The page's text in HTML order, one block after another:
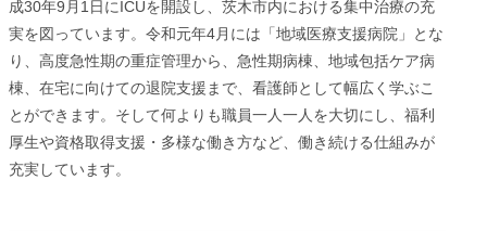
成30年9月1日にICUを開設し、茨木市内における集中治療の充
実を図っています。令和元年4月には「地域医療支援病院」とな
り、高度急性期の重症管理から、急性期病棟、地域包括ケア病
棟、在宅に向けての退院支援まで、看護師として幅広く学ぶこ
とができます。そして何よりも職員一人一人を大切にし、福利
厚生や資格取得支援・多様な働き方など、働き続ける仕組みが
充実しています。